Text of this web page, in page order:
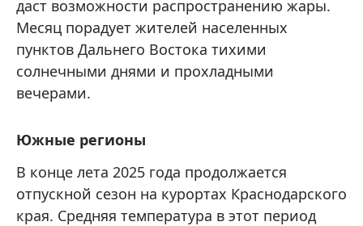
даст возможности распространению жары.
Месяц порадует жителей населенных
пунктов Дальнего Востока тихими
солнечными днями и прохладными
вечерами.
Южные регионы
В конце лета 2025 года продолжается
отпускной сезон на курортах Краснодарского
края. Средняя температура в этот период